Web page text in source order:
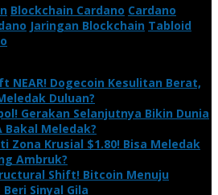
Blockchain Cardano Cardano
Jaringan Blockchain Tabloid
NEAR! Dogecoin Kesulitan Berat,
Duluan?
Gerakan Selanjutnya Bikin Dunia
Bakal Meledak?
Zona Krusial $1.80! Bisa Meledak
Ambruk?
Shift! Bitcoin Menuju
Sinyal Gila